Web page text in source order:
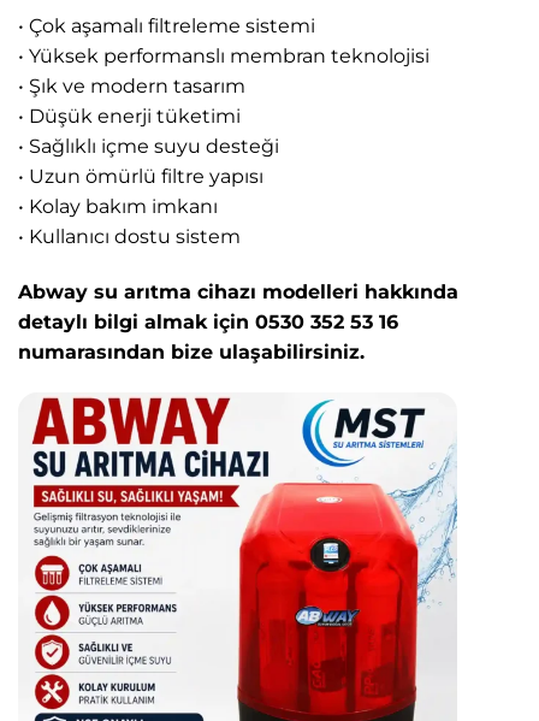
• Çok aşamalı filtreleme sistemi
• Yüksek performanslı membran teknolojisi
• Şık ve modern tasarım
• Düşük enerji tüketimi
• Sağlıklı içme suyu desteği
• Uzun ömürlü filtre yapısı
• Kolay bakım imkanı
• Kullanıcı dostu sistem
Abway su arıtma cihazı modelleri hakkında
detaylı bilgi almak için 0530 352 53 16
numarasından bize ulaşabilirsiniz.